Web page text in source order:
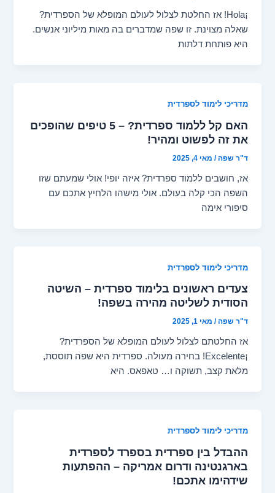
¡Hola! אז החלטת לצלול לעולם המופלא של הספרדית?
שאלה מצוינת. זו שפה שמדברים בה מאות מיליוני אנשים.
היא פותחת דלתות
מדריכי לימוד לספרדית
האם קל ללמוד ספרדית? – 5 טיפים שהופכים
את זה לפשוט ומהיר!
ד"ר שפה/ מאי 4, 2025
אז, חושבים ללמוד ספרדית? איזה יופי! אולי שמעתם שזו
השפה הכי קלה בעולם. אולי מישהו הלחיץ אתכם עם
סיפורי אימה
מדריכי לימוד לספרדית
צעדים ראשונים בלימוד ספרדית – השיטה
הסודית לשליטה מהירה בשפה!
ד"ר שפה/ מאי 1, 2025
אז החלטתם לצלול לעולם המופלא של הספרדית?
¡Excelente! בחירה מעולה. ספרדית היא שפה תוססת,
מלאת קצב, תשוקה ו… טאפאס. היא
מדריכי לימוד לספרדית
ההבדל בין ספרדית בספרד לספרדית
בארגנטינה ודרום אמריקה – ההפתעות
שידהימו אתכם!